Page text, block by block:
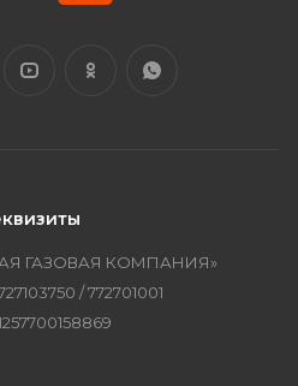
ГАЗОВАЯ КОМПАНИЯ»
/ 772701001